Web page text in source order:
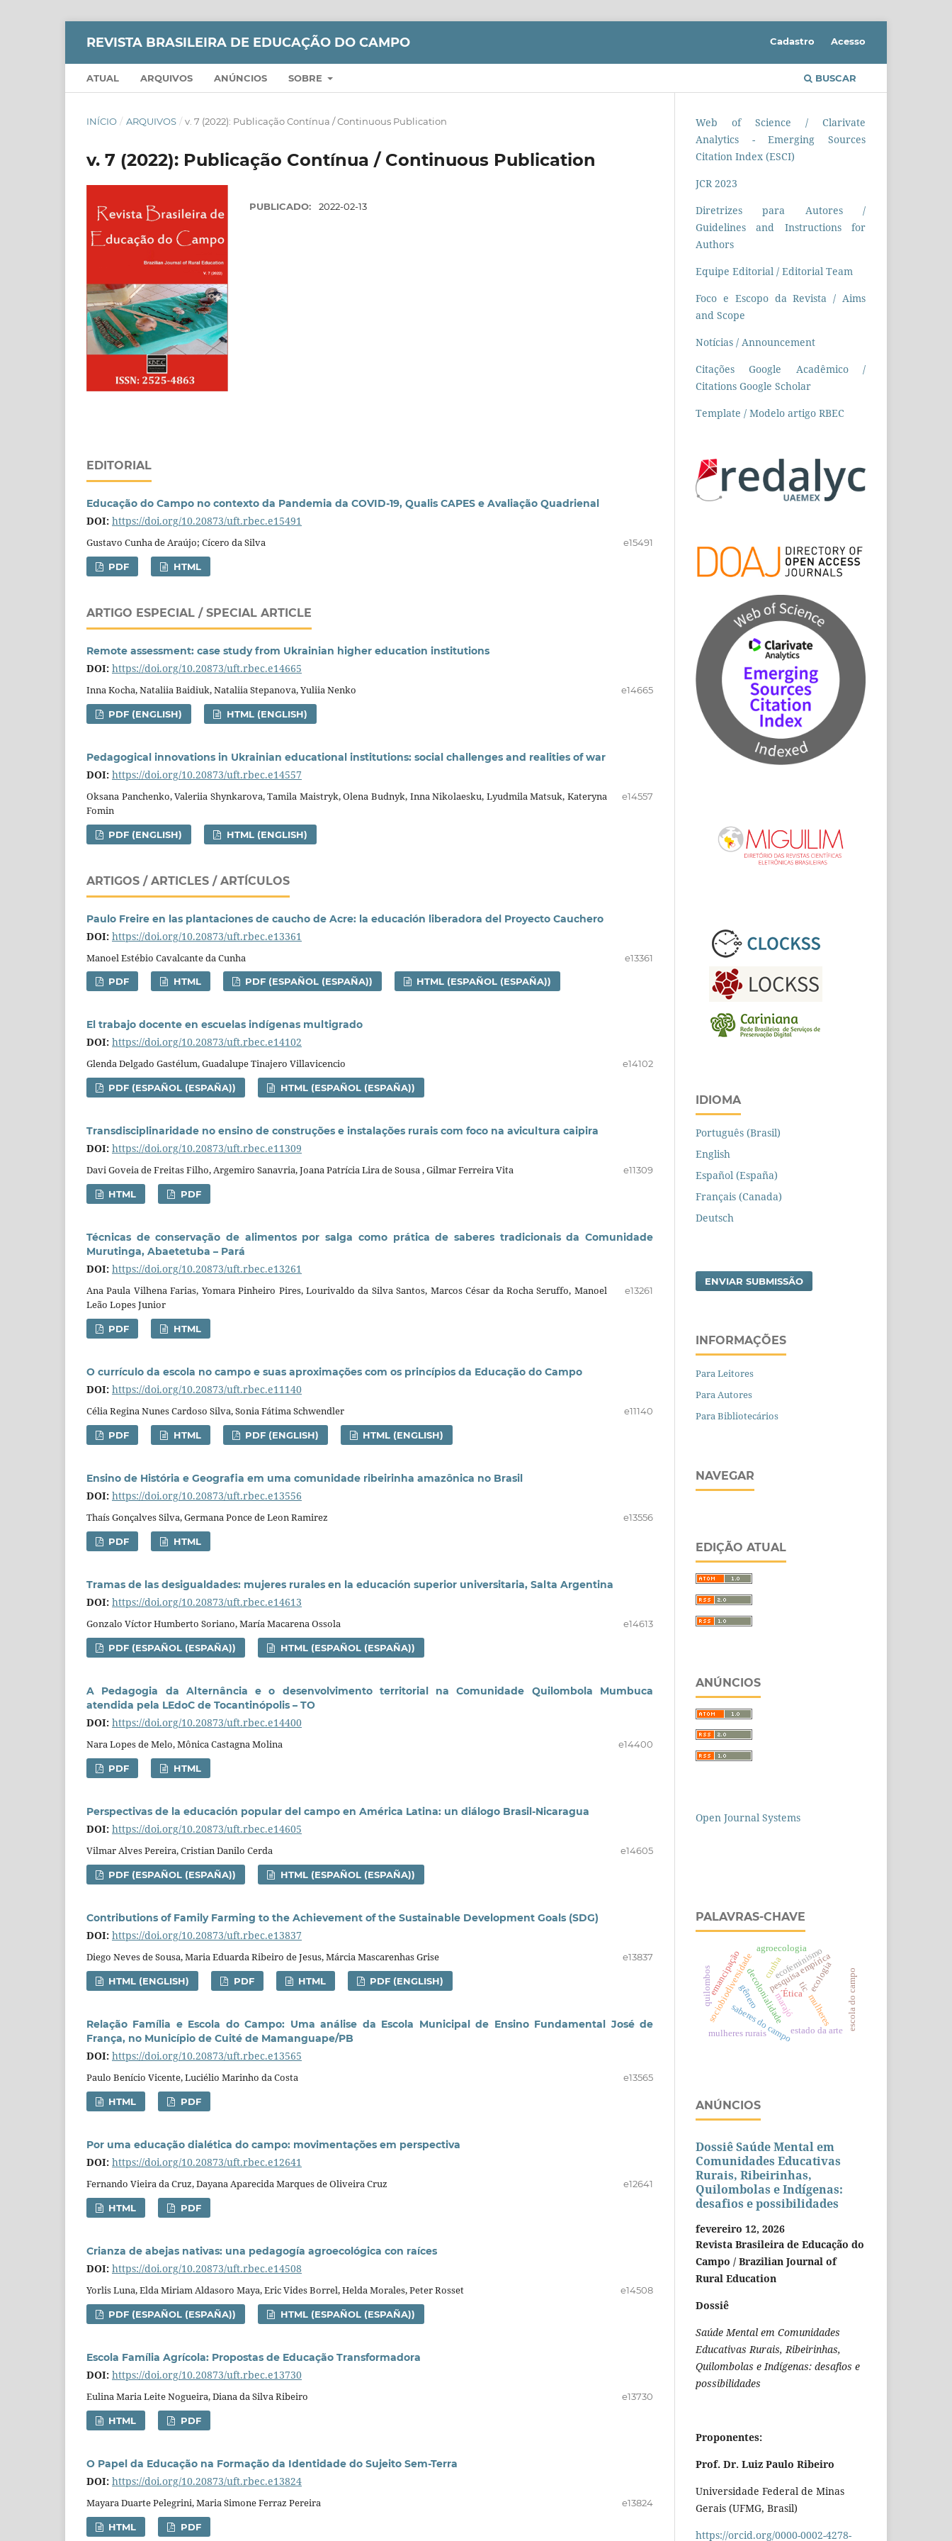
REVISTA BRASILEIRA DE EDUCAÇÃO DO CAMPO
ATUAL ARQUIVOS ANÚNCIOS SOBRE BUSCAR
Cadastro Acesso
INÍCIO / ARQUIVOS / v. 7 (2022): Publicação Contínua / Continuous Publication
v. 7 (2022): Publicação Contínua / Continuous Publication
PUBLICADO: 2022-02-13
EDITORIAL
Educação do Campo no contexto da Pandemia da COVID-19, Qualis CAPES e Avaliação Quadrienal
DOI: https://doi.org/10.20873/uft.rbec.e15491
Gustavo Cunha de Araújo; Cícero da Silva e15491
PDF HTML
ARTIGO ESPECIAL / SPECIAL ARTICLE
Remote assessment: case study from Ukrainian higher education institutions
DOI: https://doi.org/10.20873/uft.rbec.e14665
Inna Kocha, Nataliia Baidiuk, Nataliia Stepanova, Yuliia Nenko e14665
PDF (ENGLISH) HTML (ENGLISH)
Pedagogical innovations in Ukrainian educational institutions: social challenges and realities of war
DOI: https://doi.org/10.20873/uft.rbec.e14557
Oksana Panchenko, Valeriia Shynkarova, Tamila Maistryk, Olena Budnyk, Inna Nikolaesku, Lyudmila Matsuk, Kateryna
Fomin
e14557
PDF (ENGLISH) HTML (ENGLISH)
ARTIGOS / ARTICLES / ARTÍCULOS
Paulo Freire en las plantaciones de caucho de Acre: la educación liberadora del Proyecto Cauchero
DOI: https://doi.org/10.20873/uft.rbec.e13361
Manoel Estébio Cavalcante da Cunha e13361
PDF HTML PDF (ESPAÑOL (ESPAÑA)) HTML (ESPAÑOL (ESPAÑA))
El trabajo docente en escuelas indígenas multigrado
DOI: https://doi.org/10.20873/uft.rbec.e14102
Glenda Delgado Gastélum, Guadalupe Tinajero Villavicencio e14102
PDF (ESPAÑOL (ESPAÑA)) HTML (ESPAÑOL (ESPAÑA))
Transdisciplinaridade no ensino de construções e instalações rurais com foco na avicultura caipira
DOI: https://doi.org/10.20873/uft.rbec.e11309
Davi Goveia de Freitas Filho, Argemiro Sanavria, Joana Patrícia Lira de Sousa , Gilmar Ferreira Vita e11309
HTML PDF
Técnicas de conservação de alimentos por salga como prática de saberes tradicionais da Comunidade
Murutinga, Abaetetuba – Pará
DOI: https://doi.org/10.20873/uft.rbec.e13261
Ana Paula Vilhena Farias, Yomara Pinheiro Pires, Lourivaldo da Silva Santos, Marcos César da Rocha Seruffo, Manoel
Leão Lopes Junior
e13261
PDF HTML
O currículo da escola no campo e suas aproximações com os princípios da Educação do Campo
DOI: https://doi.org/10.20873/uft.rbec.e11140
Célia Regina Nunes Cardoso Silva, Sonia Fátima Schwendler e11140
PDF HTML PDF (ENGLISH) HTML (ENGLISH)
Ensino de História e Geografia em uma comunidade ribeirinha amazônica no Brasil
DOI: https://doi.org/10.20873/uft.rbec.e13556
Thaís Gonçalves Silva, Germana Ponce de Leon Ramirez e13556
PDF HTML
Tramas de las desigualdades: mujeres rurales en la educación superior universitaria, Salta Argentina
DOI: https://doi.org/10.20873/uft.rbec.e14613
Gonzalo Víctor Humberto Soriano, María Macarena Ossola e14613
PDF (ESPAÑOL (ESPAÑA)) HTML (ESPAÑOL (ESPAÑA))
A Pedagogia da Alternância e o desenvolvimento territorial na Comunidade Quilombola Mumbuca
atendida pela LEdoC de Tocantinópolis – TO
DOI: https://doi.org/10.20873/uft.rbec.e14400
Nara Lopes de Melo, Mônica Castagna Molina e14400
PDF HTML
Perspectivas de la educación popular del campo en América Latina: un diálogo Brasil-Nicaragua
DOI: https://doi.org/10.20873/uft.rbec.e14605
Vilmar Alves Pereira, Cristian Danilo Cerda e14605
PDF (ESPAÑOL (ESPAÑA)) HTML (ESPAÑOL (ESPAÑA))
Contributions of Family Farming to the Achievement of the Sustainable Development Goals (SDG)
DOI: https://doi.org/10.20873/uft.rbec.e13837
Diego Neves de Sousa, Maria Eduarda Ribeiro de Jesus, Márcia Mascarenhas Grise e13837
HTML (ENGLISH) PDF HTML PDF (ENGLISH)
Relação Família e Escola do Campo: Uma análise da Escola Municipal de Ensino Fundamental José de
França, no Município de Cuité de Mamanguape/PB
DOI: https://doi.org/10.20873/uft.rbec.e13565
Paulo Benício Vicente, Luciélio Marinho da Costa e13565
HTML PDF
Por uma educação dialética do campo: movimentações em perspectiva
DOI: https://doi.org/10.20873/uft.rbec.e12641
Fernando Vieira da Cruz, Dayana Aparecida Marques de Oliveira Cruz e12641
HTML PDF
Crianza de abejas nativas: una pedagogía agroecológica con raíces
DOI: https://doi.org/10.20873/uft.rbec.e14508
Yorlis Luna, Elda Miriam Aldasoro Maya, Eric Vides Borrel, Helda Morales, Peter Rosset e14508
PDF (ESPAÑOL (ESPAÑA)) HTML (ESPAÑOL (ESPAÑA))
Escola Família Agrícola: Propostas de Educação Transformadora
DOI: https://doi.org/10.20873/uft.rbec.e13730
Eulina Maria Leite Nogueira, Diana da Silva Ribeiro e13730
HTML PDF
O Papel da Educação na Formação da Identidade do Sujeito Sem-Terra
DOI: https://doi.org/10.20873/uft.rbec.e13824
Mayara Duarte Pelegrini, Maria Simone Ferraz Pereira e13824
HTML PDF
Web of Science / Clarivate
Analytics - Emerging Sources
Citation Index (ESCI)
JCR 2023
Diretrizes para Autores /
Guidelines and Instructions for
Authors
Equipe Editorial / Editorial Team
Foco e Escopo da Revista / Aims
and Scope
Notícias / Announcement
Citações Google Acadêmico /
Citations Google Scholar
Template / Modelo artigo RBEC
IDIOMA
Português (Brasil)
English
Español (España)
Français (Canada)
Deutsch
ENVIAR SUBMISSÃO
INFORMAÇÕES
Para Leitores
Para Autores
Para Bibliotecários
NAVEGAR
EDIÇÃO ATUAL
ANÚNCIOS
Open Journal Systems
PALAVRAS-CHAVE
decolonialidade
sociobiodiversidade pesquisa empírica
´Ética ecologia
mulheres
estado da arte
ecofeminismo
agroecologia
emancipação
saberes do campo
cunha
mulheres rurais
escola do campo
quilombos gênero tic
marajó
ANÚNCIOS
Dossiê Saúde Mental em
Comunidades Educativas
Rurais, Ribeirinhas,
Quilombolas e Indígenas:
desafios e possibilidades
fevereiro 12, 2026
Revista Brasileira de Educação do
Campo / Brazilian Journal of
Rural Education
Dossiê
Saúde Mental em Comunidades
Educativas Rurais, Ribeirinhas,
Quilombolas e Indígenas: desafios e
possibilidades
Proponentes:
Prof. Dr. Luiz Paulo Ribeiro
Universidade Federal de Minas
Gerais (UFMG, Brasil)
https://orcid.org/0000-0002-4278-